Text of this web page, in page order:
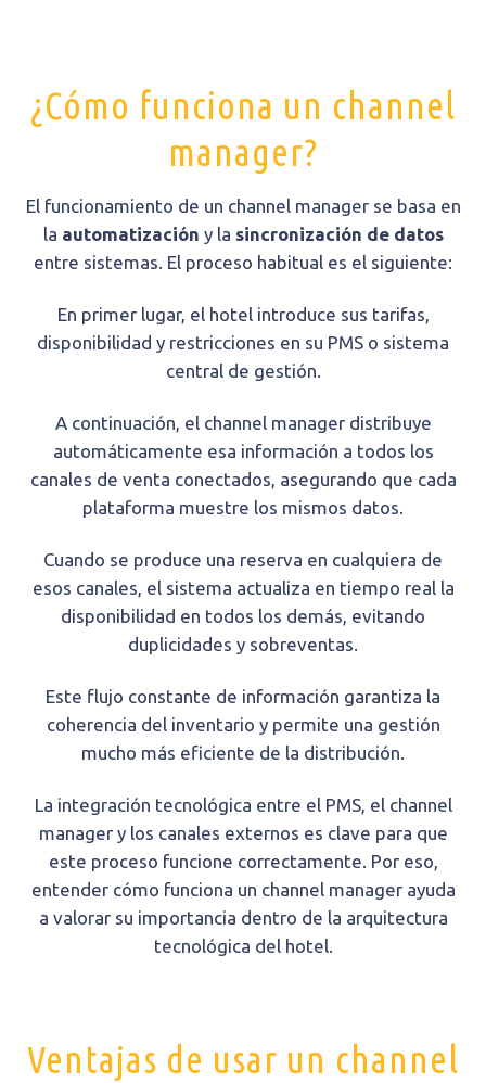
¿Cómo funciona un channel
manager?
El funcionamiento de un channel manager se basa en
la automatización y la sincronización de datos
entre sistemas. El proceso habitual es el siguiente:
En primer lugar, el hotel introduce sus tarifas,
disponibilidad y restricciones en su PMS o sistema
central de gestión.
A continuación, el channel manager distribuye
automáticamente esa información a todos los
canales de venta conectados, asegurando que cada
plataforma muestre los mismos datos.
Cuando se produce una reserva en cualquiera de
esos canales, el sistema actualiza en tiempo real la
disponibilidad en todos los demás, evitando
duplicidades y sobreventas.
Este flujo constante de información garantiza la
coherencia del inventario y permite una gestión
mucho más eficiente de la distribución.
La integración tecnológica entre el PMS, el channel
manager y los canales externos es clave para que
este proceso funcione correctamente. Por eso,
entender cómo funciona un channel manager ayuda
a valorar su importancia dentro de la arquitectura
tecnológica del hotel.
Ventajas de usar un channel